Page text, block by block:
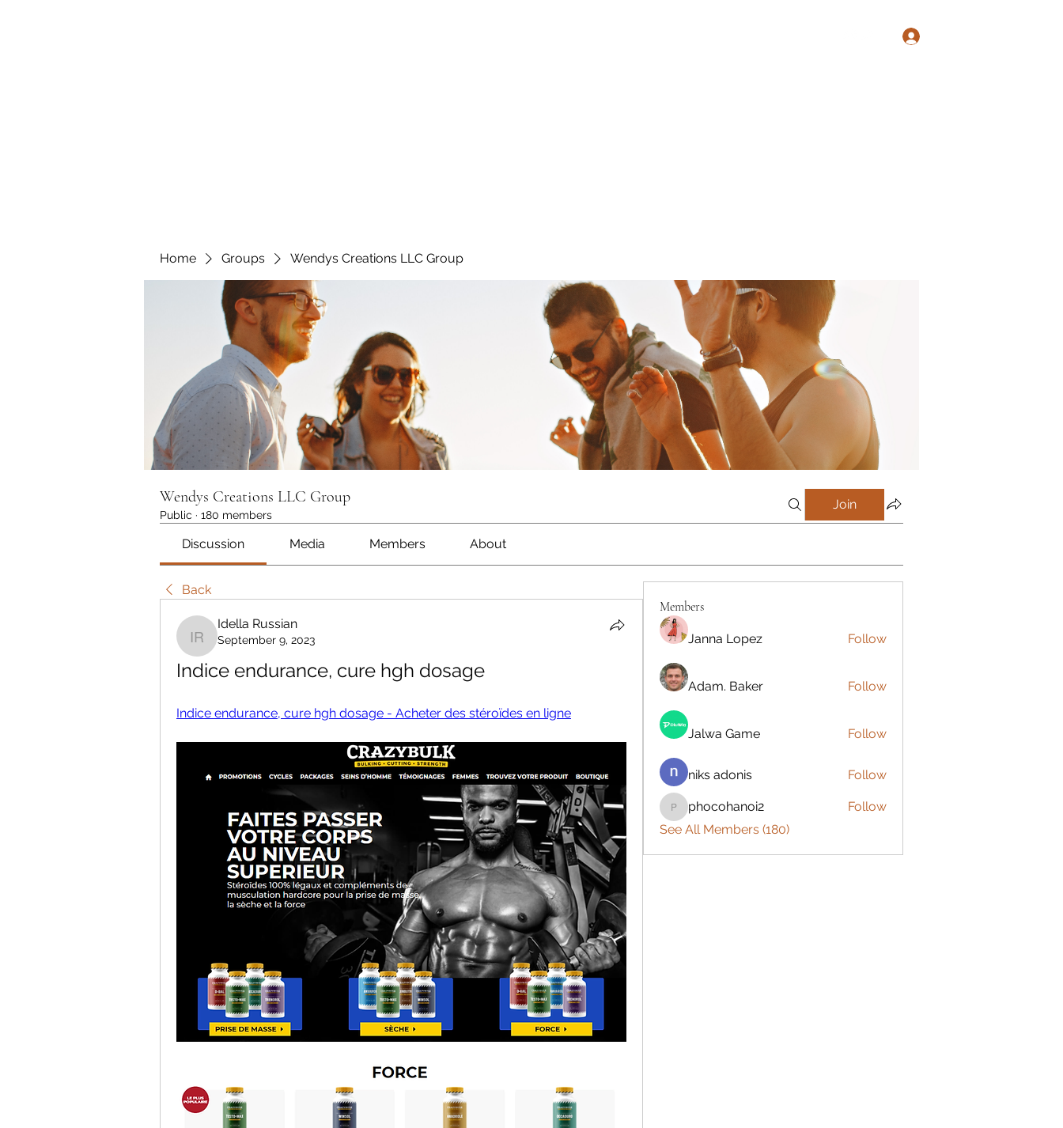
Home Groups Wendys Creations LLC Group
Wendys Creations LLC Group
Public · 180 members
Join
Discussion Media Members About
Back
Idella Russian
Idella Russian
September 9, 2023
Indice endurance, cure hgh dosage
Indice endurance, cure hgh dosage - Acheter des stéroïdes en ligne
Members
Janna Lopez Follow
Adam. Baker Follow
Jalwa Game Follow
niks adonis Follow
phocohanoi2
phocohanoi2
Follow
See All Members (180)